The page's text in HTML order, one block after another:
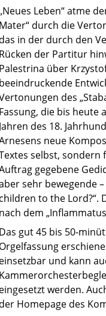
Leben“ atme
Mater“ durch die
das in der durch den
Rücken der Partitur
Palestrina über
beeindruckende
des
Fassung, die bis
Jahren des 18.
neue
selbst, sondern
gegebene
sehr bewegende
children to the Lord?“.
nach dem
Das gut 45 bis 50-
Orgelfassung
einsetzbar und kann
eingesetzt werden.
der Homepage des